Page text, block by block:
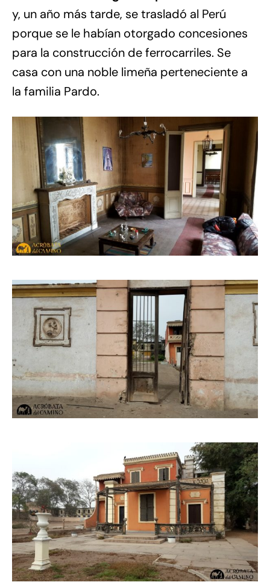
y, un año más tarde, se trasladó al Perú
porque se le habían otorgado concesiones
para la construcción de ferrocarriles. Se
casa con una noble limeña perteneciente a
la familia Pardo.